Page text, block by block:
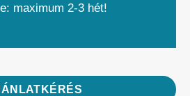
maximum 2-3 hét!